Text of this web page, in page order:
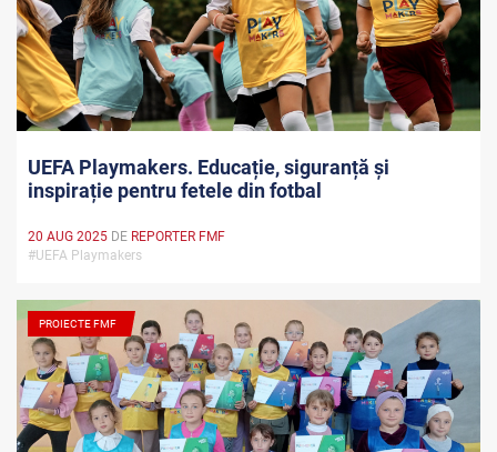
UEFA Playmakers. Educație, siguranță și
inspirație pentru fetele din fotbal
20 AUG 2025 DE REPORTER FMF
#UEFA Playmakers
PROIECTE FMF